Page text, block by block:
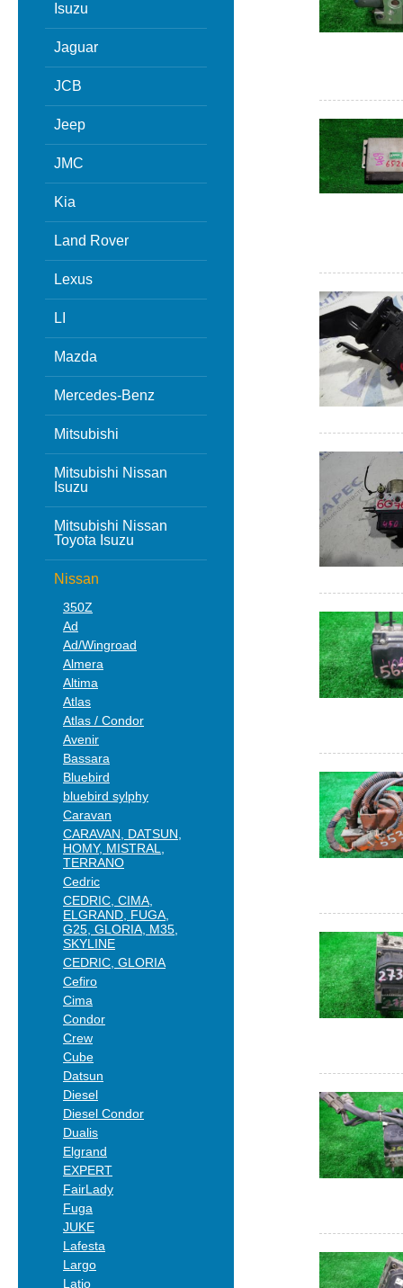
Isuzu
Jaguar
JCB
Jeep
JMC
Kia
Land Rover
Lexus
LI
Mazda
Mercedes-Benz
Mitsubishi
Mitsubishi Nissan
Isuzu
Mitsubishi Nissan
Toyota Isuzu
Nissan
350Z
Ad
Ad/Wingroad
Almera
Altima
Atlas
Atlas / Condor
Avenir
Bassara
Bluebird
bluebird sylphy
Caravan
CARAVAN, DATSUN,
HOMY, MISTRAL,
TERRANO
Cedric
CEDRIC, CIMA,
ELGRAND, FUGA,
G25, GLORIA, M35,
SKYLINE
CEDRIC, GLORIA
Cefiro
Cima
Condor
Crew
Cube
Datsun
Diesel
Diesel Condor
Dualis
Elgrand
EXPERT
FairLady
Fuga
JUKE
Lafesta
Largo
Latio